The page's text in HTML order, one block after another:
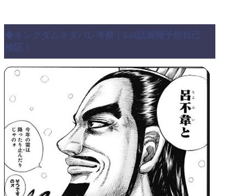
◆キングダムネタバレ考察｜648話展開予想自己
検証！